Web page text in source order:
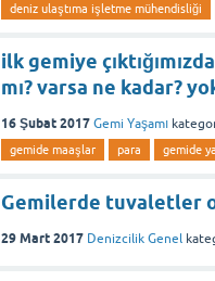
deniz ulaştıma işletme mühendisliği
ilk gemiye
mı? varsa ne kadar?
16 Şubat 2017 Gemi Yaşamı
gemide maaşlar para gemide
Gemilerde tuvaletler
29 Mart 2017 Denizcilik Genel